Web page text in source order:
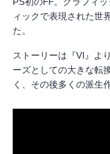
ィックで表現された世
た。
ストーリーは『VI』よ
ーズとしての大きな転
く、その後多くの派生